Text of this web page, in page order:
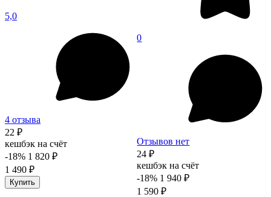
5,0
4 отзыва
22 ₽
кешбэк на счёт
-18% 1 820 ₽
1 490 ₽
Купить
0
Отзывов нет
24 ₽
кешбэк на счёт
-18% 1 940 ₽
1 590 ₽